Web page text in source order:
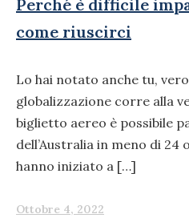
Perché è difficile
come riuscirci
Lo hai notato anche tu,
globalizzazione corre alla
biglietto aereo è possibile
dell’Australia in meno di
hanno iniziato a […]
Ottobre 4, 2022